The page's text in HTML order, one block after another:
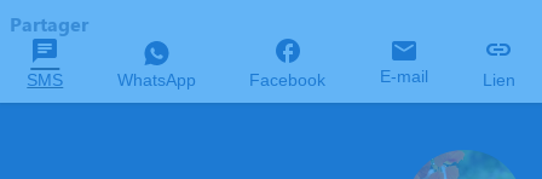
Partager
SMS WhatsApp Facebook E-mail Lien